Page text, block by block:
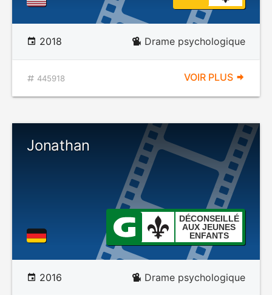
2018 Drame psychologique
445918 VOIR PLUS
Jonathan
DÉCONSEILLÉ
AUX JEUNES
ENFANTS
2016 Drame psychologique